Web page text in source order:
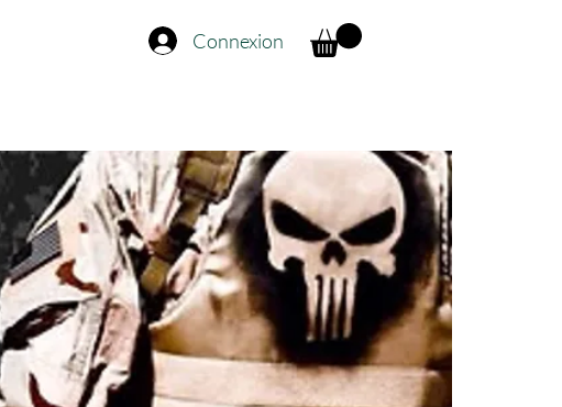
Connexion